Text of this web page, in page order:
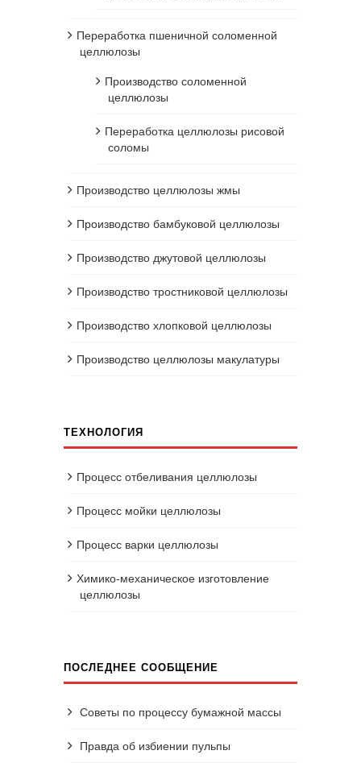
Переработка пшеничной соломенной
целлюлозы
Производство соломенной
целлюлозы
Переработка целлюлозы рисовой
соломы
Производство целлюлозы жмы
Производство бамбуковой целлюлозы
Производство джутовой целлюлозы
Производство тростниковой целлюлозы
Производство хлопковой целлюлозы
Производство целлюлозы макулатуры
ТЕХНОЛОГИЯ
Процесс отбеливания целлюлозы
Процесс мойки целлюлозы
Процесс варки целлюлозы
Химико-механическое изготовление
целлюлозы
ПОСЛЕДНЕЕ СООБЩЕНИЕ
Советы по процессу бумажной массы
Правда об избиении пульпы